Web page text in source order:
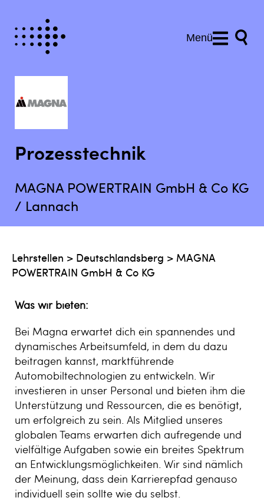
Menü
Prozesstechnik
MAGNA POWERTRAIN GmbH & Co KG
/ Lannach
Lehrstellen > Deutschlandsberg > MAGNA
POWERTRAIN GmbH & Co KG
Was wir bieten:
Bei Magna erwartet dich ein spannendes und
dynamisches Arbeitsumfeld, in dem du dazu
beitragen kannst, marktführende
Automobiltechnologien zu entwickeln. Wir
investieren in unser Personal und bieten ihm die
Unterstützung und Ressourcen, die es benötigt,
um erfolgreich zu sein. Als Mitglied unseres
globalen Teams erwarten dich aufregende und
vielfältige Aufgaben sowie ein breites Spektrum
an Entwicklungsmöglichkeiten. Wir sind nämlich
der Meinung, dass dein Karrierepfad genauso
individuell sein sollte wie du selbst.